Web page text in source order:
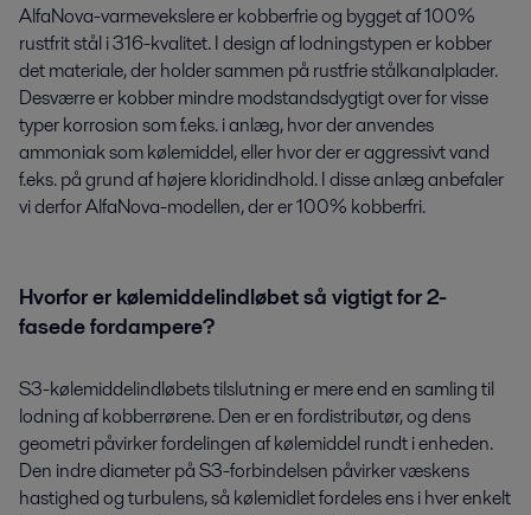
AlfaNova-varmevekslere er kobberfrie og bygget af 100%
rustfrit stål i 316-kvalitet. I design af lodningstypen er kobber
det materiale, der holder sammen på rustfrie stålkanalplader.
Desværre er kobber mindre modstandsdygtigt over for visse
typer korrosion som f.eks. i anlæg, hvor der anvendes
ammoniak som kølemiddel, eller hvor der er aggressivt vand
f.eks. på grund af højere kloridindhold. I disse anlæg anbefaler
vi derfor AlfaNova-modellen, der er 100% kobberfri.
Hvorfor er kølemiddelindløbet så vigtigt for 2-
fasede fordampere?
S3-kølemiddelindløbets tilslutning er mere end en samling til
lodning af kobberrørene. Den er en fordistributør, og dens
geometri påvirker fordelingen af kølemiddel rundt i enheden.
Den indre diameter på S3-forbindelsen påvirker væskens
hastighed og turbulens, så kølemidlet fordeles ens i hver enkelt